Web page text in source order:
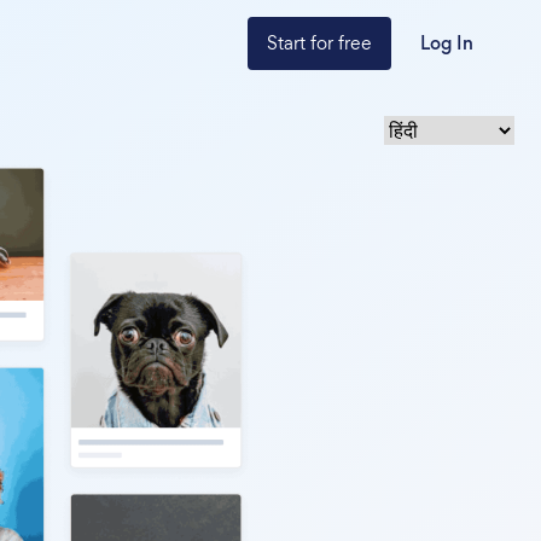
Start for free Log In